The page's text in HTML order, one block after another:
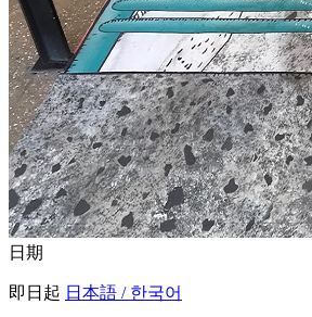
日期
即日起 日本語 / 한국어